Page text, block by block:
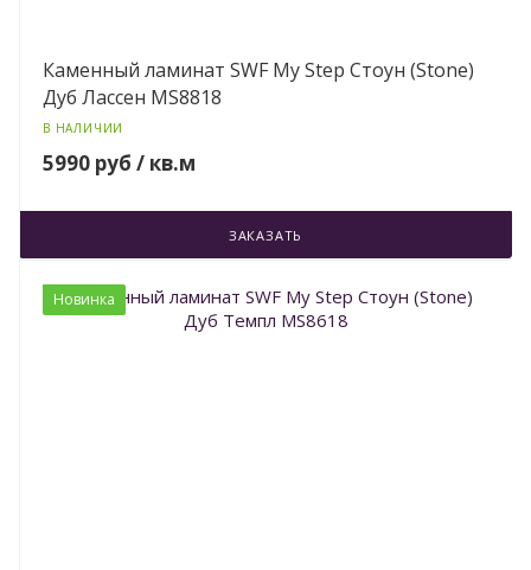
Каменный ламинат SWF My Step Стоун (Stone)
Дуб Лассен MS8818
В НАЛИЧИИ
5990 руб / кв.м
ЗАКАЗАТЬ
Новинка